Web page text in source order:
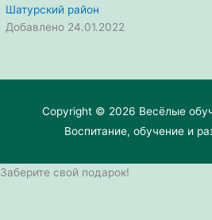
Шатурский район
Добавлено 24.01.2022
Copyright © 2026 Весёлые
Воспитание, обучение и
Заберите свой подарок!